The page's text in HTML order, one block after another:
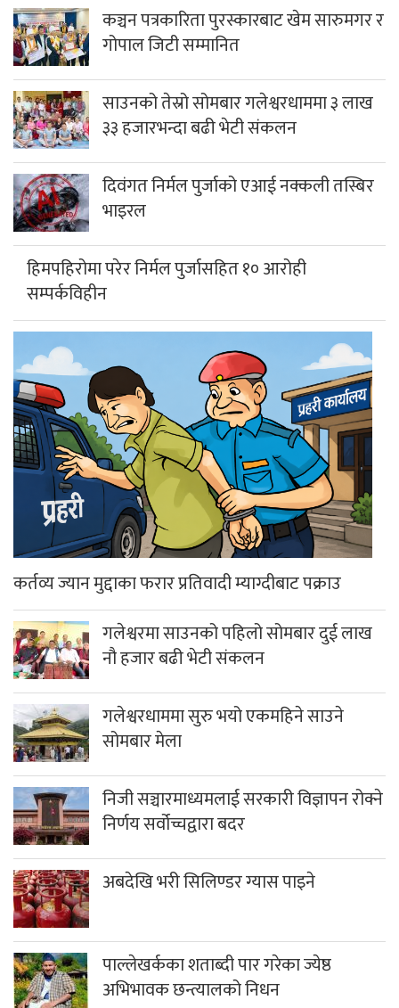
कञ्चन पत्रकारिता पुरस्कारबाट खेम सारुमगर र
गोपाल जिटी सम्मानित
साउनको तेस्रो सोमबार गलेश्वरधाममा ३ लाख
३३ हजारभन्दा बढी भेटी संकलन
दिवंगत निर्मल पुर्जाको एआई नक्कली तस्बिर
भाइरल
हिमपहिरोमा परेर निर्मल पुर्जासहित १० आरोही
सम्पर्कविहीन
कर्तव्य ज्यान मुद्दाका फरार प्रतिवादी म्याग्दीबाट पक्राउ
गलेश्वरमा साउनको पहिलो सोमबार दुई लाख
नौ हजार बढी भेटी संकलन
गलेश्वरधाममा सुरु भयो एकमहिने साउने
सोमबार मेला
निजी सञ्चारमाध्यमलाई सरकारी विज्ञापन रोक्ने
निर्णय सर्वोच्चद्वारा बदर
अबदेखि भरी सिलिण्डर ग्यास पाइने
पाल्लेखर्कका शताब्दी पार गरेका ज्येष्ठ
अभिभावक छन्त्यालको निधन